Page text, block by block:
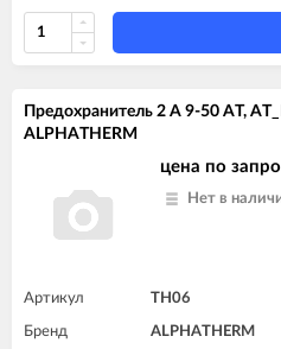
Предохранитель 2 A 9-50 AT,
ALPHATHERM
цена по
Нет в
Артикул TH06
Бренд ALPHATHERM